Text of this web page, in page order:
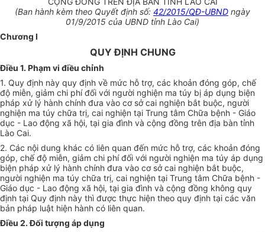
(Ban hành kèm theo Quyết định số: 42/2015/QĐ-UBND ngày
01/9/2015 của UBND tỉnh Lào Cai)
Chương I
QUY ĐỊNH CHUNG
Điều 1. Phạm vi điều chỉnh
1. Quy định này quy định về mức hỗ trợ, các khoản đóng góp, chế
độ miễn, giảm chi phí đối với người nghiện ma túy bị áp dụng biện
pháp xử lý hành chính đưa vào cơ sở cai nghiện bắt buộc, người
nghiện ma túy chữa trị, cai nghiện tại Trung tâm Chữa bệnh - Giáo
dục - Lao động xã hội, tại gia đình và cộng đồng trên địa bàn tỉnh
Lào Cai.
2. Các nội dung khác có liên quan đến mức hỗ trợ, các khoản đóng
góp, chế độ miễn, giảm chi phí đối với người nghiện ma túy áp dụng
biện pháp xử lý hành chính đưa vào cơ sở cai nghiện bắt buộc,
người nghiện ma túy chữa trị, cai nghiện tại Trung tâm Chữa bệnh -
Giáo dục - Lao động xã hội, tại gia đình và cộng đồng không quy
định tại Quy định này thì được thực hiện theo quy định tại các văn
bản pháp luật hiện hành có liên quan.
Điều 2. Đối tượng áp dụng